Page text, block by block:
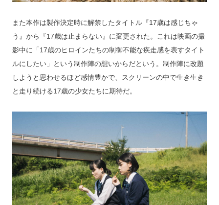
また本作は製作決定時に解禁したタイトル『17歳は感じちゃ
う』から『17歳は止まらない』に変更された。これは映画の撮
影中に「17歳のヒロインたちの制御不能な疾走感を表すタイト
ルにしたい」という制作陣の想いからだという。制作陣に改題
しようと思わせるほど感情豊かで、スクリーンの中で生き生き
と走り続ける17歳の少女たちに期待だ。